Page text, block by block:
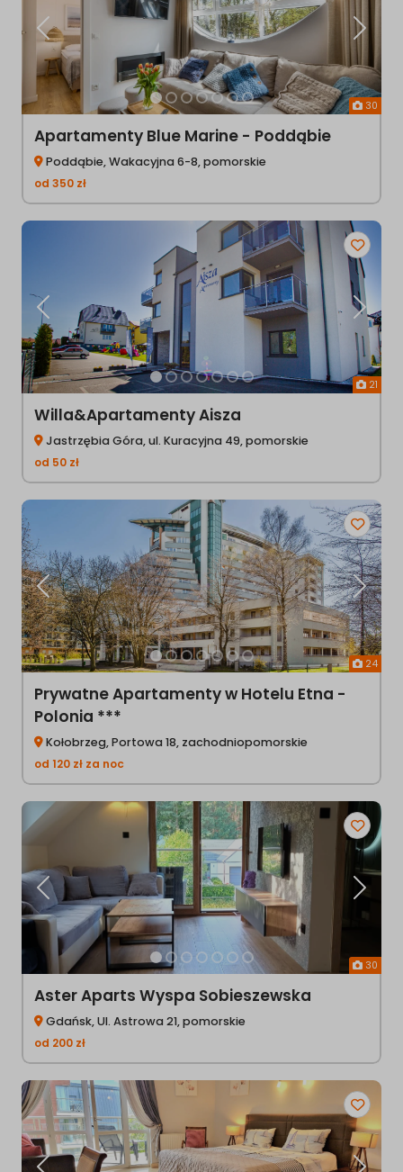
30
Poprzednia
Apartamenty Blue Marine - Poddąbie
Poddąbie, Wakacyjna 6-8, pomorskie
od 350 zł
21
Poprzednia
Willa&Apartamenty Aisza
Jastrzębia Góra, ul. Kuracyjna 49, pomorskie
od 50 zł
24
Poprzednia
Prywatne Apartamenty w Hotelu Etna -
Polonia ***
Kołobrzeg, Portowa 18, zachodniopomorskie
od 120 zł za noc
30
Poprzednia
Aster Aparts Wyspa Sobieszewska
Gdańsk, Ul. Astrowa 21, pomorskie
od 200 zł